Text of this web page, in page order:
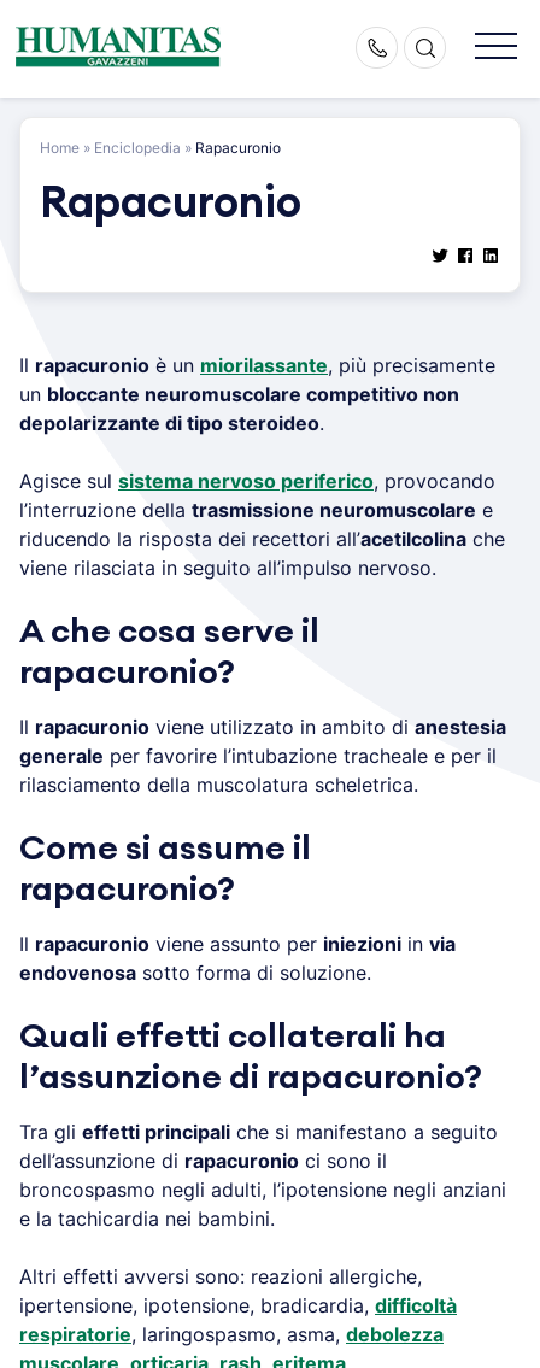
content
Home » Enciclopedia » Rapacuronio
Rapacuronio
Il rapacuronio è un miorilassante, più precisamente
un bloccante neuromuscolare competitivo non
depolarizzante di tipo steroideo.
Agisce sul sistema nervoso periferico, provocando
l’interruzione della trasmissione neuromuscolare e
riducendo la risposta dei recettori all’acetilcolina che
viene rilasciata in seguito all’impulso nervoso.
A che cosa serve il
rapacuronio?
Il rapacuronio viene utilizzato in ambito di anestesia
generale per favorire l’intubazione tracheale e per il
rilasciamento della muscolatura scheletrica.
Come si assume il
rapacuronio?
Il rapacuronio viene assunto per iniezioni in via
endovenosa sotto forma di soluzione.
Quali effetti collaterali ha
l’assunzione di rapacuronio?
Tra gli effetti principali che si manifestano a seguito
dell’assunzione di rapacuronio ci sono il
broncospasmo negli adulti, l’ipotensione negli anziani
e la tachicardia nei bambini.
Altri effetti avversi sono: reazioni allergiche,
ipertensione, ipotensione, bradicardia, difficoltà
respiratorie, laringospasmo, asma, debolezza
muscolare, orticaria, rash, eritema.